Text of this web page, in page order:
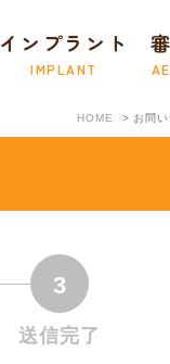
インプラント
IMPLANT
HOME お問
3
送信完了